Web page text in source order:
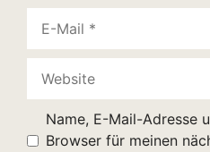
Mail
Name, E-Mail-Adresse
Browser für meinen